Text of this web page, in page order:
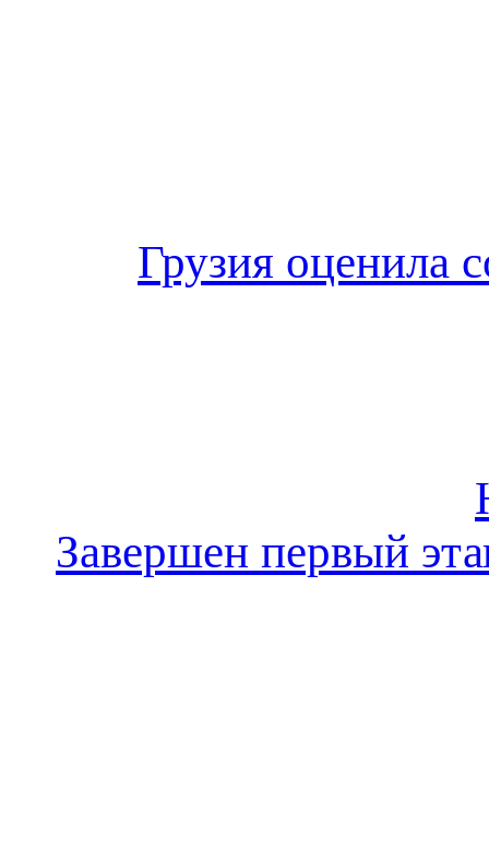
Грузия оценила
Завершен первый